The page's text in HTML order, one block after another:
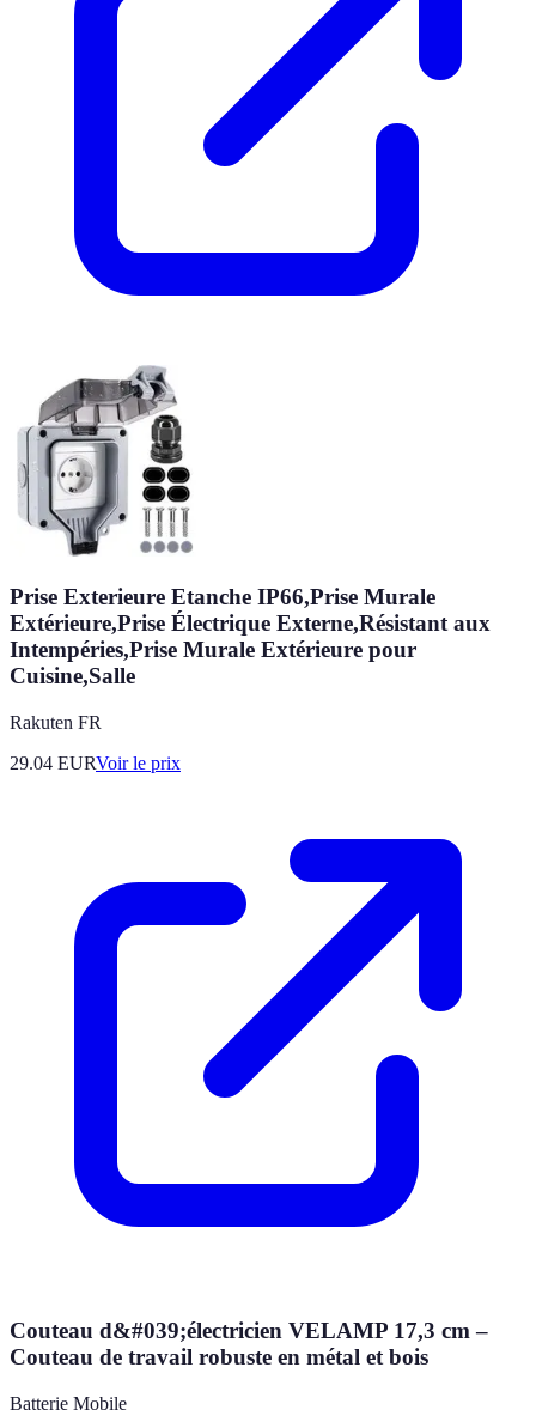
Prise Exterieure Etanche IP66,Prise Murale
Extérieure,Prise Électrique Externe,Résistant aux
Intempéries,Prise Murale Extérieure pour
Cuisine,Salle
Rakuten FR
29.04 EURVoir le prix
Couteau d&#039;électricien VELAMP 17,3 cm –
Couteau de travail robuste en métal et bois
Batterie Mobile